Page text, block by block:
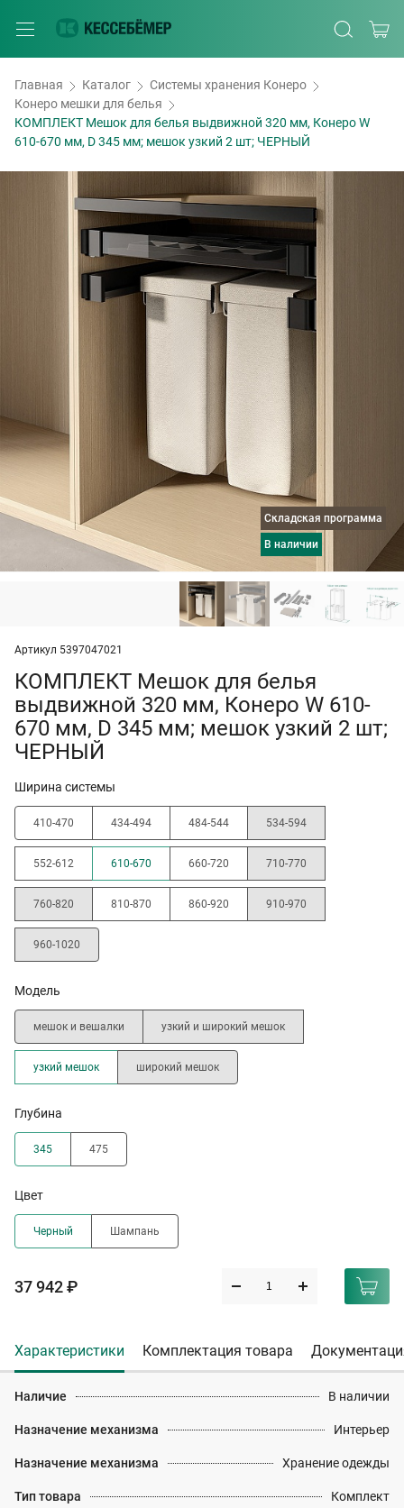
Главная Каталог
Системы хранения Конеро
Конеро мешки для белья
КОМПЛЕКТ Мешок для белья выдвижной 320 мм, Конеро W
610-670 мм, D 345 мм; мешок узкий 2 шт; ЧЕРНЫЙ
Складская программа
в наличии
Артикул 5397047021
КОМПЛЕКТ Мешок для белья
выдвижной 320 мм, Конеро W 610-
670 мм, D 345 мм; мешок узкий 2 шт;
ЧЕРНЫЙ
Ширина системы
410-470 434-494 484-544 534-594
552-612 610-670 660-720 710-770
760-820 810-870 860-920 910-970
960-1020
Модель
мешок и вешалки узкий и широкий мешок
узкий мешок широкий мешок
Глубина
345 475
Цвет
Черный Шампань
37 942 ₽
Характеристики Комплектация товара
Наличие В наличии
Назначение механизма Интерьер
Назначение механизма Хранение одежды
Тип товара Комплект